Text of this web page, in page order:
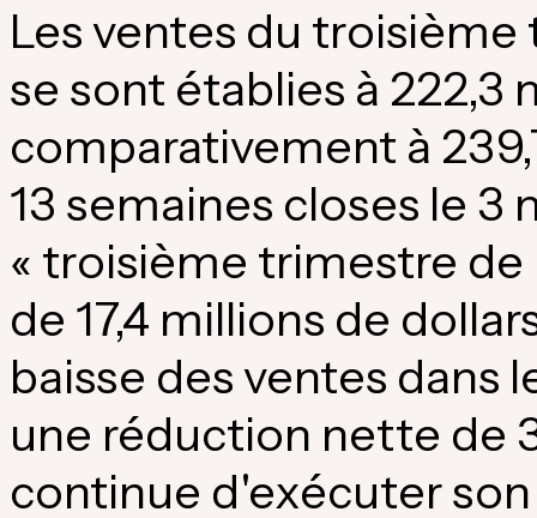
Les ventes du
se sont établies à 222,3
comparativement à
13 semaines closes le 3
« troisième trimestre de
de 17,4 millions de
baisse des ventes dans
une réduction nette de
continue d'exécuter